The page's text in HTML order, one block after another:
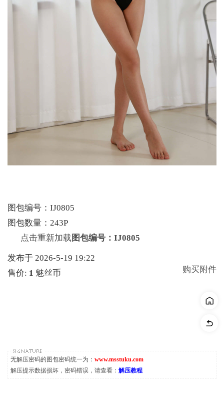
图包编号：IJ0805
图包数量：243P
点击重新加载 图包编号：IJ0805
发布于 2026-5-19 19:22
售价: 1 魅丝币 购买附件
无解压密码的图包密码统一为： www.msstuku.com
解压提示数据损坏，密码错误，请查看： 解压教程